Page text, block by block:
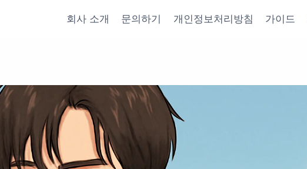
회사 소개 문의하기 개인정보처리방침 가이드